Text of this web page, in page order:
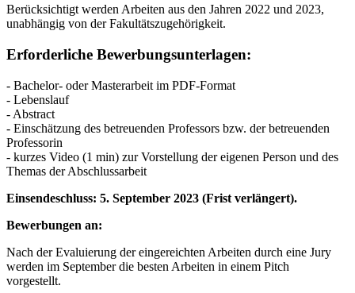
Berücksichtigt werden Arbeiten aus den Jahren 2022 und 2023,
unabhängig von der Fakultätszugehörigkeit.
Erforderliche Bewerbungsunterlagen:
- Bachelor- oder Masterarbeit im PDF-Format
- Lebenslauf
- Abstract
- Einschätzung des betreuenden Professors bzw. der betreuenden
Professorin
- kurzes Video (1 min) zur Vorstellung der eigenen Person und des
Themas der Abschlussarbeit
Einsendeschluss: 5. September 2023 (Frist verlängert).
Bewerbungen an:
Nach der Evaluierung der eingereichten Arbeiten durch eine Jury
werden im September die besten Arbeiten in einem Pitch
vorgestellt.